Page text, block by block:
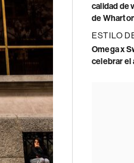
calidad de
de
ESTILO
Omega x
celebrar el